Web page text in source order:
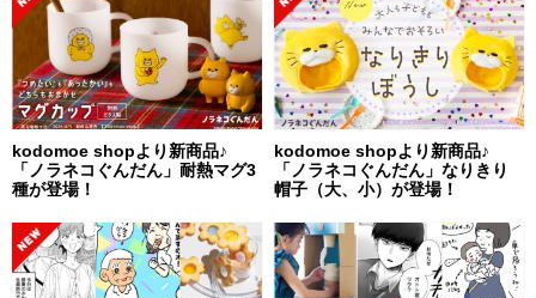
kodomoe shopより新商品♪
「ノラネコぐんだん」耐熱マグ3
種が登場！
kodomoe shopより新商品♪
「ノラネコぐんだん」なりきり
帽子（大、小）が登場！